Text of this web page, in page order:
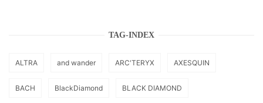
TAG-INDEX
ALTRA and wander ARC'TERYX AXESQUIN
BACH BlackDiamond BLACK DIAMOND